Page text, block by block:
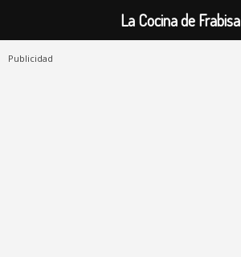
Publicidad
La Cocina de Frabisa